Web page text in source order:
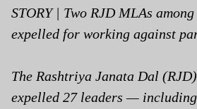
STORY | Two RJD MLAs
expelled for working against
The Rashtriya Janata Dal
expelled 27 leaders —